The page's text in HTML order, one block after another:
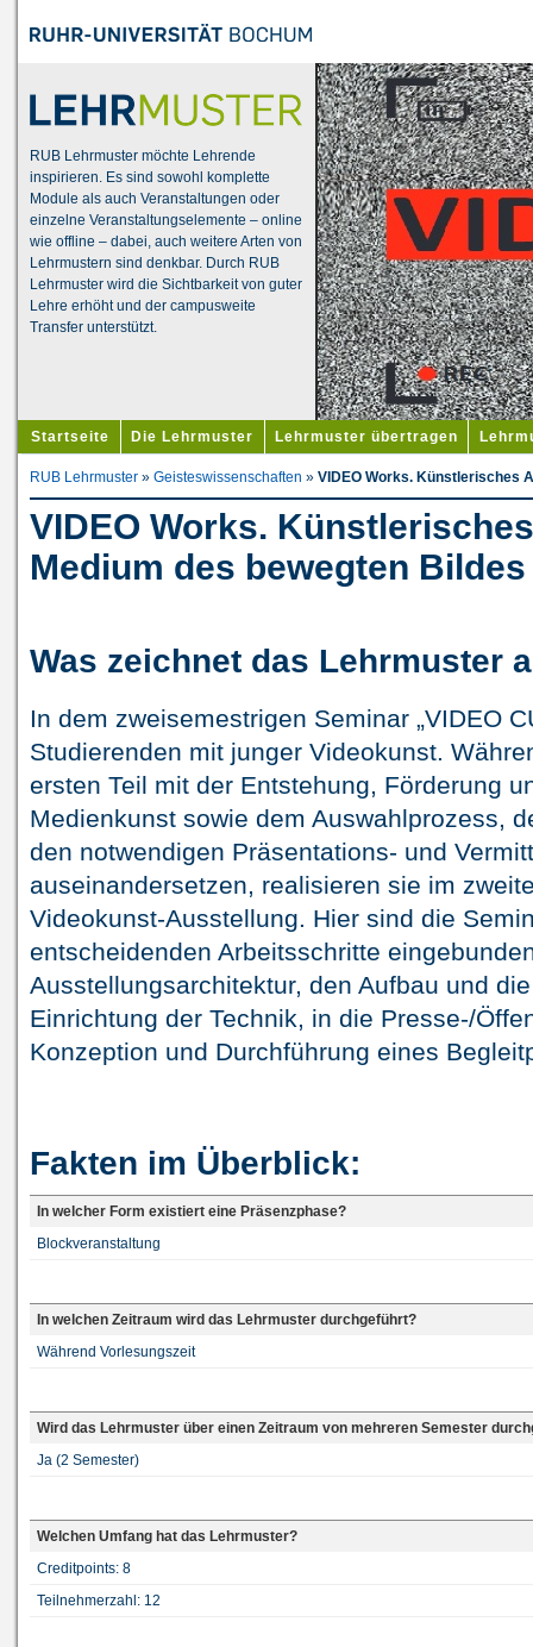
RUB Lehrmuster möchte Lehrende
inspirieren. Es sind sowohl komplette
Module als auch Veranstaltungen oder
einzelne Veranstaltungselemente – online
wie offline – dabei, auch weitere Arten von
Lehrmustern sind denkbar. Durch RUB
Lehrmuster wird die Sichtbarkeit von guter
Lehre erhöht und der campusweite
Transfer unterstützt.
Startseite Die Lehrmuster Lehrmuster übertragen
RUB Lehrmuster » Geisteswissenschaften » VIDEO Works. Künstlerisches
VIDEO Works.
Medium des bewegten Bildes
Was zeichnet das Lehrmuster
In dem zweisemestrigen Seminar „VIDEO
Studierenden mit junger Videokunst.
ersten Teil mit der Entstehung, Förderung
Medienkunst sowie dem Auswahlprozess,
den notwendigen Präsentations- und
auseinandersetzen, realisieren sie im
Videokunst-Ausstellung. Hier sind die
entscheidenden Arbeitsschritte
Ausstellungsarchitektur, den Aufbau und
Einrichtung der Technik, in die Presse-/
Konzeption und Durchführung eines
Fakten im Überblick:
In welcher Form existiert eine Präsenzphase?
Blockveranstaltung
In welchen Zeitraum wird das Lehrmuster durchgeführt?
Während Vorlesungszeit
Wird das Lehrmuster über einen Zeitraum von mehreren Semester
Ja (2 Semester)
Welchen Umfang hat das Lehrmuster?
Creditpoints: 8
Teilnehmerzahl: 12